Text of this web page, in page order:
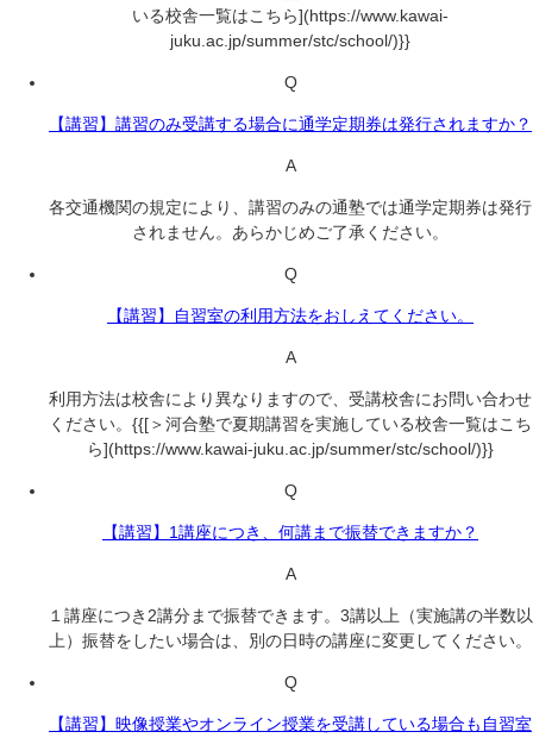
いる校舎一覧はこちら](https://www.kawai-
juku.ac.jp/summer/stc/school/)}}
Q
【講習】講習のみ受講する場合に通学定期券は発行されますか？
A
各交通機関の規定により、講習のみの通塾では通学定期券は発行
されません。あらかじめご了承ください。
Q
【講習】自習室の利用方法をおしえてください。
A
利用方法は校舎により異なりますので、受講校舎にお問い合わせ
ください。{{[＞河合塾で夏期講習を実施している校舎一覧はこち
ら](https://www.kawai-juku.ac.jp/summer/stc/school/)}}
Q
【講習】1講座につき、何講まで振替できますか？
A
１講座につき2講分まで振替できます。3講以上（実施講の半数以
上）振替をしたい場合は、別の日時の講座に変更してください。
Q
【講習】映像授業やオンライン授業を受講している場合も自習室